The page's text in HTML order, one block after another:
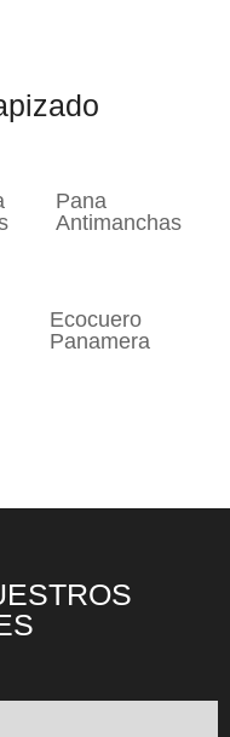
Pana
Antimanchas
Ecocuero
Panamera